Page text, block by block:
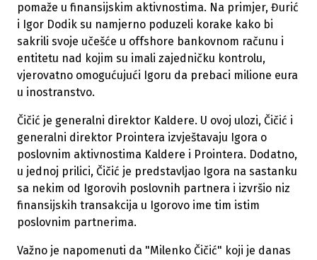
pomaže u finansijskim aktivnostima. Na primjer, Đurić
i Igor Dodik su namjerno poduzeli korake kako bi
sakrili svoje učešće u offshore bankovnom računu i
entitetu nad kojim su imali zajedničku kontrolu,
vjerovatno omogućujući Igoru da prebaci milione eura
u inostranstvo.
Čičić je generalni direktor Kaldere. U ovoj ulozi, Čičić i
generalni direktor Prointera izvještavaju Igora o
poslovnim aktivnostima Kaldere i Prointera. Dodatno,
u jednoj prilici, Čičić je predstavljao Igora na sastanku
sa nekim od Igorovih poslovnih partnera i izvršio niz
finansijskih transakcija u Igorovo ime tim istim
poslovnim partnerima.
Važno je napomenuti da "Milenko Čičić" koji je danas